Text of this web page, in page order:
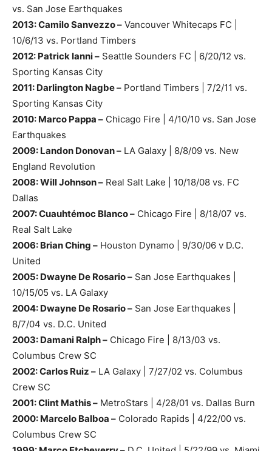
vs. San Jose Earthquakes
2013: Camilo Sanvezzo – Vancouver Whitecaps FC |
10/6/13 vs. Portland Timbers
2012: Patrick Ianni – Seattle Sounders FC | 6/20/12 vs.
Sporting Kansas City
2011: Darlington Nagbe – Portland Timbers | 7/2/11 vs.
Sporting Kansas City
2010: Marco Pappa – Chicago Fire | 4/10/10 vs. San Jose
Earthquakes
2009: Landon Donovan – LA Galaxy | 8/8/09 vs. New
England Revolution
2008: Will Johnson – Real Salt Lake | 10/18/08 vs. FC
Dallas
2007: Cuauhtémoc Blanco – Chicago Fire | 8/18/07 vs.
Real Salt Lake
2006: Brian Ching – Houston Dynamo | 9/30/06 v D.C.
United
2005: Dwayne De Rosario – San Jose Earthquakes |
10/15/05 vs. LA Galaxy
2004: Dwayne De Rosario – San Jose Earthquakes |
8/7/04 vs. D.C. United
2003: Damani Ralph – Chicago Fire | 8/13/03 vs.
Columbus Crew SC
2002: Carlos Ruiz – LA Galaxy | 7/27/02 vs. Columbus
Crew SC
2001: Clint Mathis – MetroStars | 4/28/01 vs. Dallas Burn
2000: Marcelo Balboa – Colorado Rapids | 4/22/00 vs.
Columbus Crew SC